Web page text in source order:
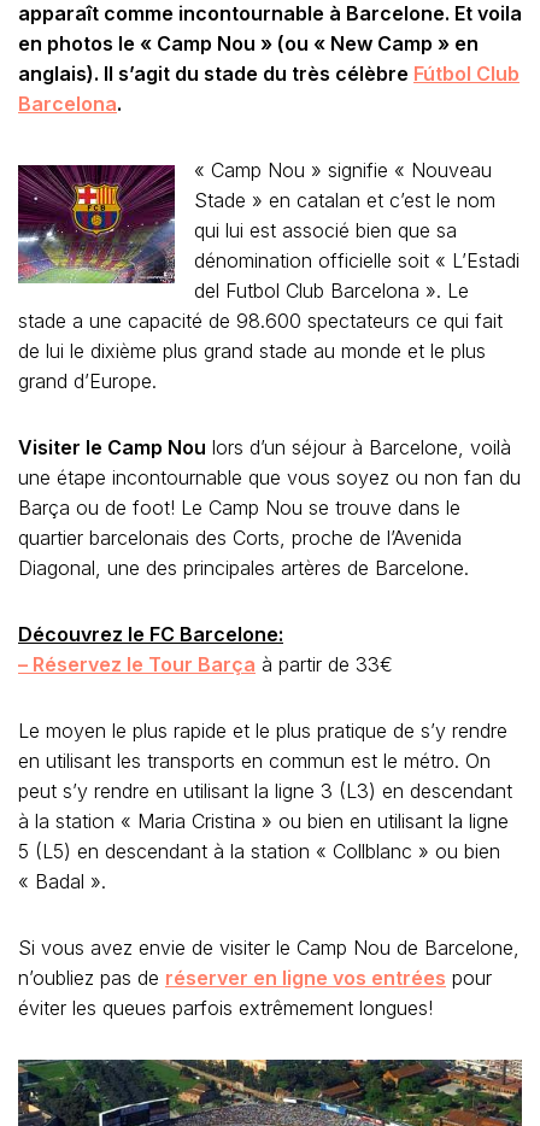
apparaît comme incontournable à Barcelone. Et voila
en photos le « Camp Nou » (ou « New Camp » en
anglais). Il s’agit du stade du très célèbre Fútbol Club
Barcelona.
« Camp Nou » signifie « Nouveau
Stade » en catalan et c’est le nom
qui lui est associé bien que sa
dénomination officielle soit « L’Estadi
del Futbol Club Barcelona ». Le
stade a une capacité de 98.600 spectateurs ce qui fait
de lui le dixième plus grand stade au monde et le plus
grand d’Europe.
Visiter le Camp Nou lors d’un séjour à Barcelone, voilà
une étape incontournable que vous soyez ou non fan du
Barça ou de foot! Le Camp Nou se trouve dans le
quartier barcelonais des Corts, proche de l’Avenida
Diagonal, une des principales artères de Barcelone.
Découvrez le FC Barcelone:
– Réservez le Tour Barça à partir de 33€
Le moyen le plus rapide et le plus pratique de s’y rendre
en utilisant les transports en commun est le métro. On
peut s’y rendre en utilisant la ligne 3 (L3) en descendant
à la station « Maria Cristina » ou bien en utilisant la ligne
5 (L5) en descendant à la station « Collblanc » ou bien
« Badal ».
Si vous avez envie de visiter le Camp Nou de Barcelone,
n’oubliez pas de réserver en ligne vos entrées pour
éviter les queues parfois extrêmement longues!